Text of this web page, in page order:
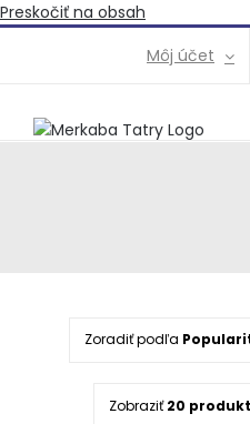
Preskočiť na obsah
Môj účet
Zoradiť podľa
Zobraziť20